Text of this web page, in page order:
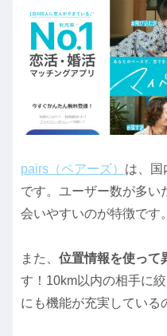
pairs（ペアーズ） は、国
です。ユーザー数が多い
会いやすいのが特徴です。
また、 位置情報を使って
す！10km以内の相手に
にも機能が充実している